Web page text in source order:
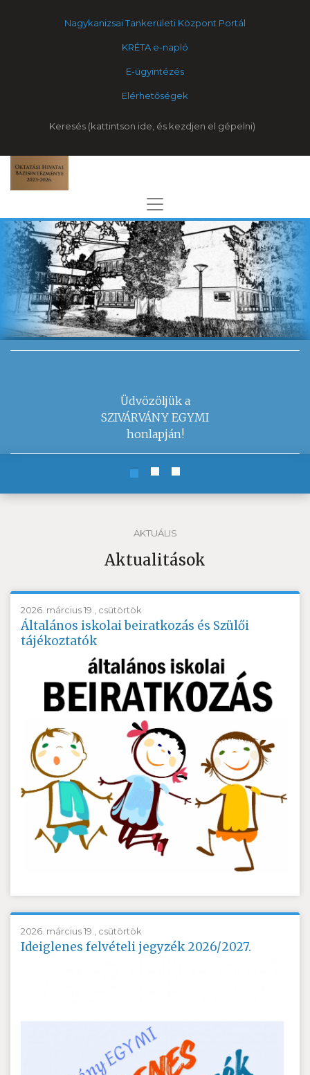
Nagykanizsai Tankerületi Központ Portál
KRÉTA e-napló
E-ügyintézés
Elérhetőségek
Keresés
Üdvözöljük a
SZIVÁRVÁNY EGYMI
honlapján!
AKTUÁLIS
Aktualitások
2026. március 19., csütörtök
Általános iskolai beiratkozás és Szülői
tájékoztatók
2026. március 19., csütörtök
Ideiglenes felvételi jegyzék 2026/2027.